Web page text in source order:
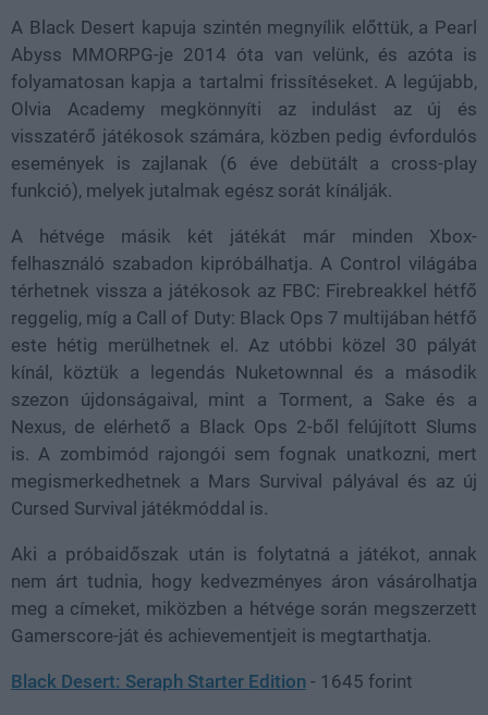
A Black Desert kapuja szintén megnyílik előttük, a Pearl
Abyss MMORPG-je 2014 óta van velünk, és azóta is
folyamatosan kapja a tartalmi frissítéseket. A legújabb,
Olvia Academy megkönnyíti az indulást az új és
visszatérő játékosok számára, közben pedig évfordulós
események is zajlanak (6 éve debütált a cross-play
funkció), melyek jutalmak egész sorát kínálják.
A hétvége másik két játékát már minden Xbox-
felhasználó szabadon kipróbálhatja. A Control világába
térhetnek vissza a játékosok az FBC: Firebreakkel hétfő
reggelig, míg a Call of Duty: Black Ops 7 multijában hétfő
este hétig merülhetnek el. Az utóbbi közel 30 pályát
kínál, köztük a legendás Nuketownnal és a második
szezon újdonságaival, mint a Torment, a Sake és a
Nexus, de elérhető a Black Ops 2-ből felújított Slums
is. A zombimód rajongói sem fognak unatkozni, mert
megismerkedhetnek a Mars Survival pályával és az új
Cursed Survival játékmóddal is.
Aki a próbaidőszak után is folytatná a játékot, annak
nem árt tudnia, hogy kedvezményes áron vásárolhatja
meg a címeket, miközben a hétvége során megszerzett
Gamerscore-ját és achievementjeit is megtarthatja.
Black Desert: Seraph Starter Edition - 1645 forint